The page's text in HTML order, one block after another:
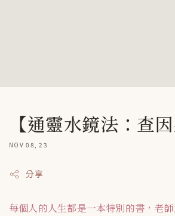
【通靈水鏡法：查因
NOV 08, 23
分享
每個人的人生都是一本特別的書，老